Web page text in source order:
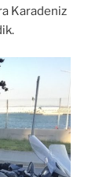
Karadeniz